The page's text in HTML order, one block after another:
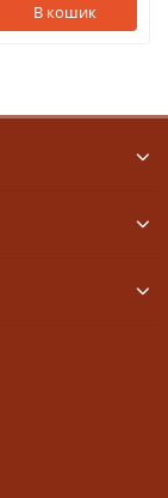
В кошик